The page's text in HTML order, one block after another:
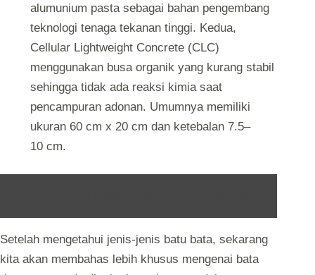
alumunium pasta sebagai bahan pengembang
teknologi tenaga tekanan tinggi. Kedua,
Cellular Lightweight Concrete (CLC)
menggunakan busa organik yang kurang stabil
sehingga tidak ada reaksi kimia saat
pencampuran adonan. Umumnya memiliki
ukuran 60 cm x 20 cm dan ketebalan 7.5–
10 cm.
Setelah mengetahui jenis-jenis batu bata, sekarang
kita akan membahas lebih khusus mengenai bata